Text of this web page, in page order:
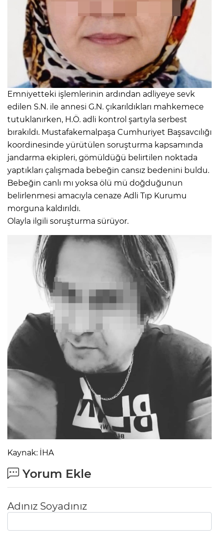
Emniyetteki işlemlerinin ardından adliyeye sevk
edilen S.N. ile annesi G.N. çıkarıldıkları mahkemece
tutuklanırken, H.Ö. adli kontrol şartıyla serbest
bırakıldı. Mustafakemalpaşa Cumhuriyet Başsavcılığı
koordinesinde yürütülen soruşturma kapsamında
jandarma ekipleri, gömüldüğü belirtilen noktada
yaptıkları çalışmada bebeğin cansız bedenini buldu.
Bebeğin canlı mı yoksa ölü mü doğduğunun
belirlenmesi amacıyla cenaze Adli Tıp Kurumu
morguna kaldırıldı.
Olayla ilgili soruşturma sürüyor.
Kaynak: İHA
Yorum Ekle
Adınız Soyadınız